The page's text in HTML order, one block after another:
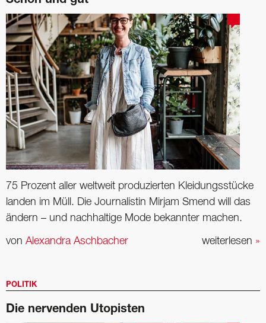
75 Prozent aller weltweit produzierten Kleidungsstücke
landen im Müll. Die Journalistin Mirjam Smend will das
ändern – und nachhaltige Mode bekannter machen.
weiterlesen »
von Alexandra Aschbacher
POLITIK
Die nervenden Utopisten